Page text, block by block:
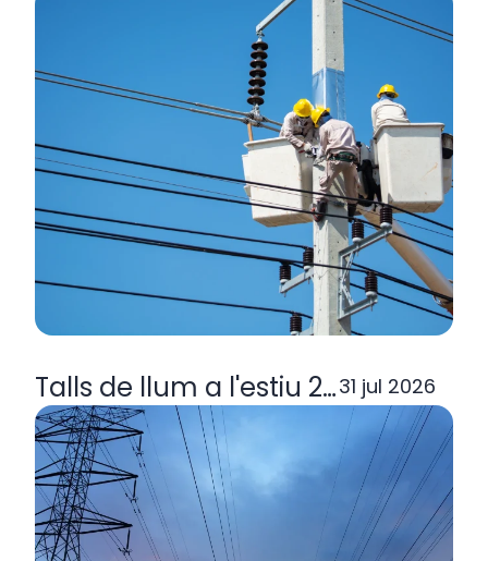
Talls de llum a l'estiu 2026: per
31 jul 2026